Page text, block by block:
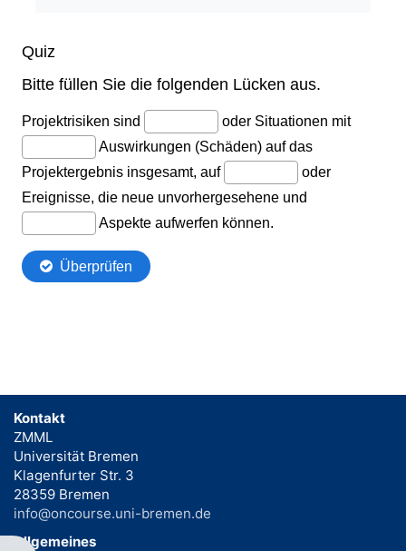
Kontakt
ZMML
Universität Bremen
Klagenfurter Str. 3
28359 Bremen
info@oncourse.uni-bremen.de
Allgemeines